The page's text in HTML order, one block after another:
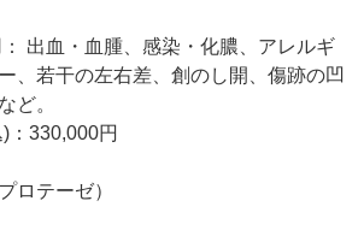
出血・血腫、感染・化膿、アレルギ
、若干の左右差、創のし開、傷跡の凹
ど。
330,000円
ロテーゼ）